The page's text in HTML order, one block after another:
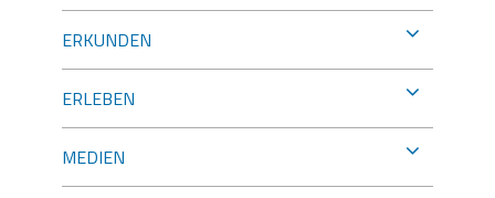
ERKUNDEN
ERLEBEN
MEDIEN